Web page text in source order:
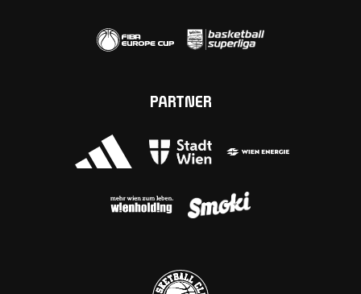
PARTNER